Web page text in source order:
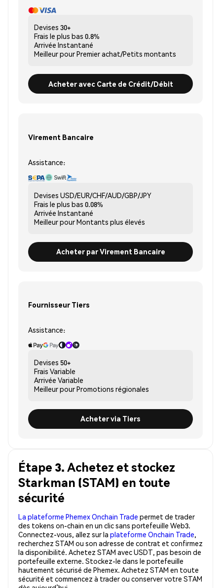
Devises 30+
Frais le plus bas 0.8%
Arrivée Instantané
Meilleur pourPremier achat/Petits montants
Acheter avec Carte de Crédit/Débit
Virement Bancaire
Assistance:
Devises USD/EUR/CHF/AUD/GBP/JPY
Frais le plus bas 0.08%
Arrivée Instantané
Meilleur pourMontants plus élevés
Acheter par Virement Bancaire
Fournisseur Tiers
Assistance:
Devises 50+
Frais Variable
Arrivée Variable
Meilleur pourPromotions régionales
Acheter via Tiers
Étape 3. Achetez et stockez
Starkman (STAM) en toute
sécurité
La plateforme Phemex Onchain Trade permet de trader
des tokens on-chain en un clic sans portefeuille Web3.
Connectez-vous, allez sur la plateforme Onchain Trade,
recherchez STAM ou son adresse de contrat et confirmez
la disponibilité. Achetez STAM avec USDT, pas besoin de
portefeuille externe. Stockez-le dans le portefeuille
hautement sécurisé de Phemex. Achetez STAM en toute
sécurité et commencez à trader ou conserver votre STAM